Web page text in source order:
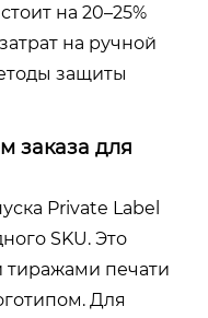
на 20–25%
на ручной
защиты
заказа для
Private Label
SKU. Это
печати
Для